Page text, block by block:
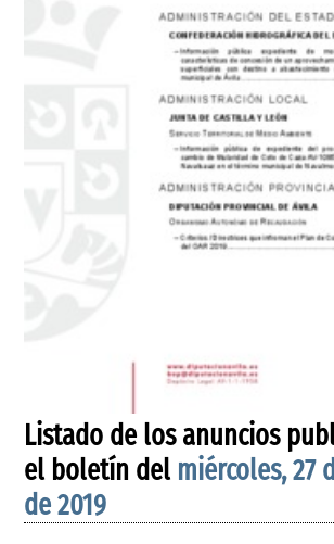
Listado de los anuncios
el boletín del miércoles, 27
de 2019